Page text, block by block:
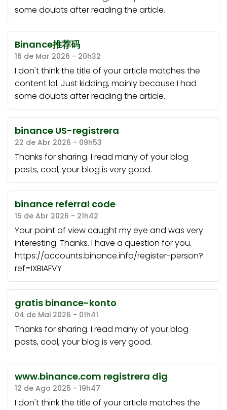
some doubts after reading the article.
Binance推荐码
16 de Mar 2026 - 20h32
I don't think the title of your article matches the
content lol. Just kidding, mainly because I had
some doubts after reading the article.
binance US-registrera
22 de Abr 2026 - 09h53
Thanks for sharing. I read many of your blog
posts, cool, your blog is very good.
binance referral code
15 de Abr 2026 - 21h42
Your point of view caught my eye and was very
interesting. Thanks. I have a question for you.
https://accounts.binance.info/register-person?
ref=IXBIAFVY
gratis binance-konto
04 de Mai 2026 - 01h41
Thanks for sharing. I read many of your blog
posts, cool, your blog is very good.
www.binance.com registrera dig
12 de Ago 2025 - 19h47
I don't think the title of your article matches the